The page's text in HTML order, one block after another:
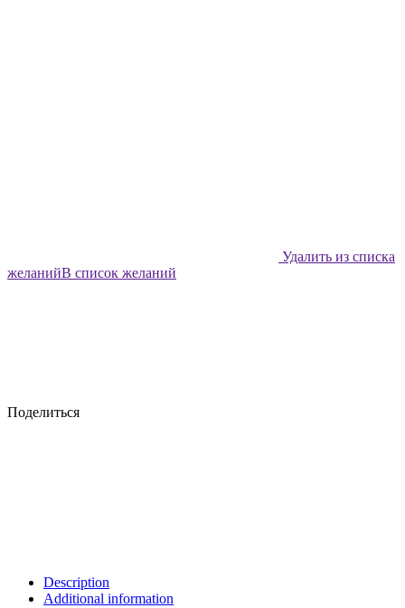
Удалить из списка
желанийВ список желаний
Поделиться
Description
Additional information